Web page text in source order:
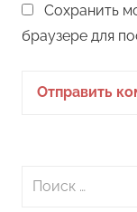
Сохранить
браузере для
Поиск